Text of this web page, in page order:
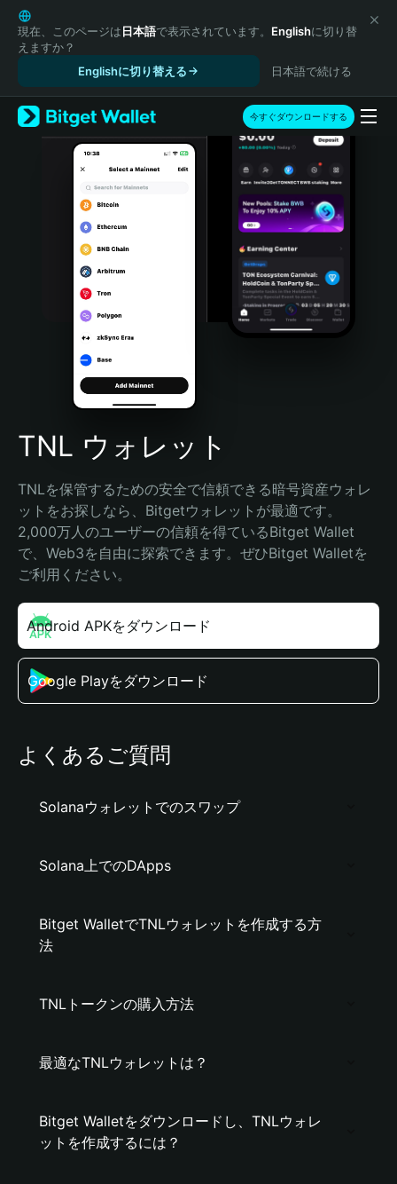
English
日本語
Tiếng Việt
Español (Latinoamérica)
Türkçe
Italiano
Português (Portugal)
Bahasa Indonesia
Português (Brasil)
Español (Argentina)
現在、このページは日本語で表示されています。 Englishに切り替
えますか？
Englishに切り替える
日本語で続ける
今すぐダウンロードする
TNL ウォレット
TNLを保管するための安全で信頼できる暗号資産ウォレ
ットをお探しなら、Bitgetウォレットが最適です。
2,000万人のユーザーの信頼を得ているBitget Wallet
で、Web3を自由に探索できます。ぜひBitget Walletを
ご利用ください。
Android APKをダウンロード
Google Playをダウンロード
よくあるご質問
Solanaウォレットでのスワップ
Solana上でのDApps
Bitget WalletでTNLウォレットを作成する方
法
TNLトークンの購入方法
最適なTNLウォレットは？
Bitget Walletをダウンロードし、TNLウォレ
ットを作成するには？